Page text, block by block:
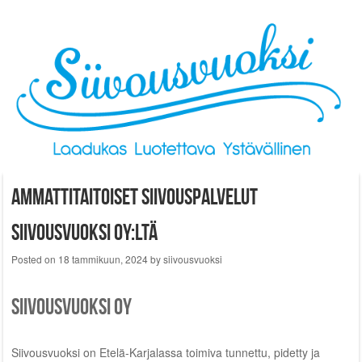
Ammattitaitoiset siivouspalvelut
Siivousvuoksi Oy:ltä
Posted on 18 tammikuun, 2024bysiivousvuoksi
Siivousvuoksi Oy
Siivousvuoksi on Etelä-Karjalassa toimiva tunnettu, pidetty ja